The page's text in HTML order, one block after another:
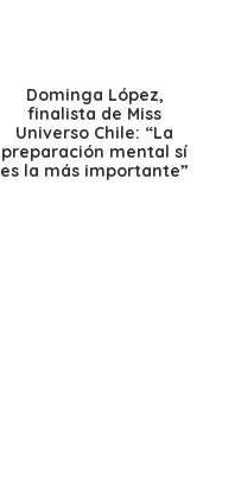
Dominga López,
finalista de Miss
Universo Chile: “La
preparación mental sí
es la más importante”